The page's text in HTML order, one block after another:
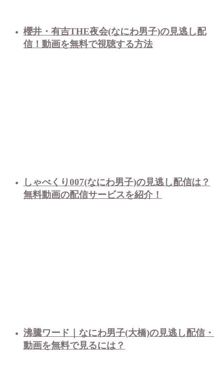
櫻井・有吉THE夜会(なにわ男子)の見逃し配
信！動画を無料で視聴する方法
しゃべくり007(なにわ男子)の見逃し配信は？
無料動画の配信サービスを紹介！
沸騰ワード｜なにわ男子(大橋)の見逃し配信・
動画を無料で見るには？